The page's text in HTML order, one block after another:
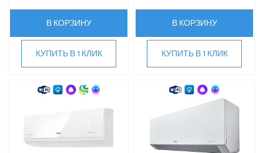
В КОРЗИНУ
КУПИТЬ В 1 КЛИК
В КОРЗИНУ
КУПИТЬ В 1 КЛИК